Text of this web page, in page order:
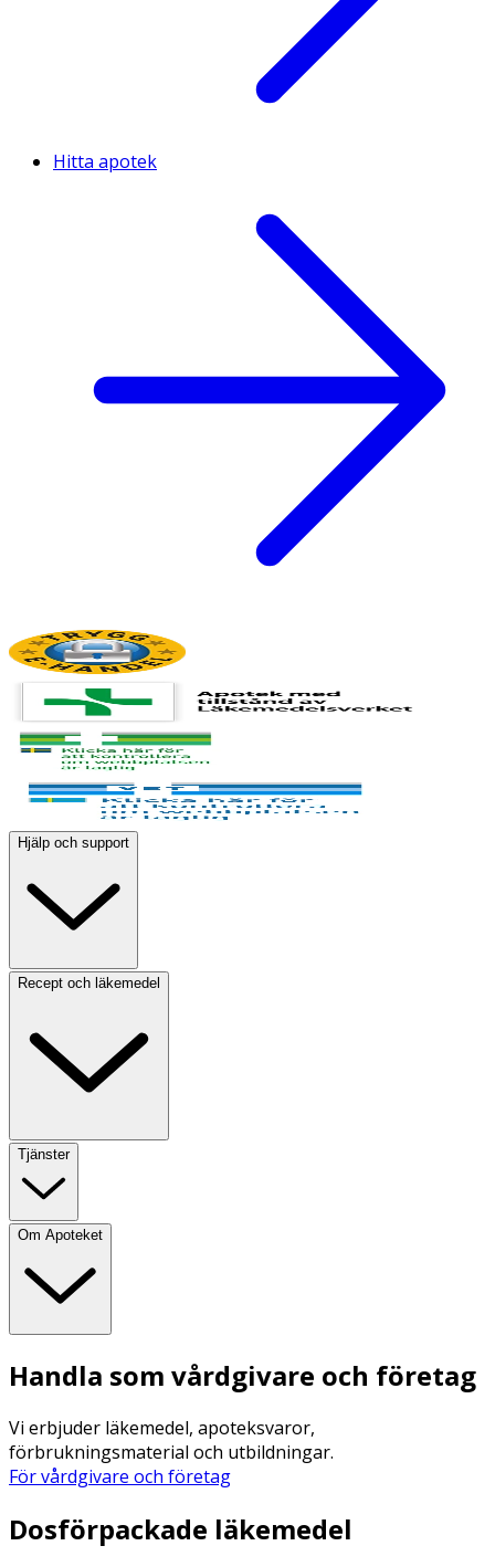
Hitta apotek
Hjälp och support
Recept och läkemedel
Tjänster
Om Apoteket
Handla som vårdgivare och företag
Vi erbjuder läkemedel, apoteksvaror,
förbrukningsmaterial och utbildningar.
För vårdgivare och företag
Dosförpackade läkemedel